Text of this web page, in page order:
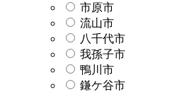
市原市
流山市
八千代市
我孫子市
鴨川市
鎌ケ谷市